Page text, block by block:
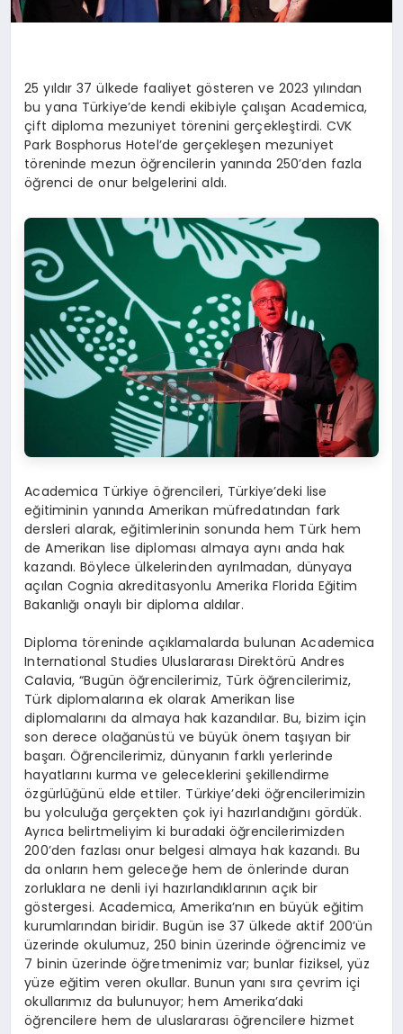
25 yıldır 37 ülkede faaliyet gösteren ve 2023 yılından
bu yana Türkiye’de kendi ekibiyle çalışan Academica,
çift diploma mezuniyet törenini gerçekleştirdi. CVK
Park Bosphorus Hotel’de gerçekleşen mezuniyet
töreninde mezun öğrencilerin yanında 250’den fazla
öğrenci de onur belgelerini aldı.
Academica Türkiye öğrencileri, Türkiye’deki lise
eğitiminin yanında Amerikan müfredatından fark
dersleri alarak, eğitimlerinin sonunda hem Türk hem
de Amerikan lise diploması almaya aynı anda hak
kazandı. Böylece ülkelerinden ayrılmadan, dünyaya
açılan Cognia akreditasyonlu Amerika Florida Eğitim
Bakanlığı onaylı bir diploma aldılar.
Diploma töreninde açıklamalarda bulunan Academica
International Studies Uluslararası Direktörü Andres
Calavia, “Bugün öğrencilerimiz, Türk öğrencilerimiz,
Türk diplomalarına ek olarak Amerikan lise
diplomalarını da almaya hak kazandılar. Bu, bizim için
son derece olağanüstü ve büyük önem taşıyan bir
başarı. Öğrencilerimiz, dünyanın farklı yerlerinde
hayatlarını kurma ve geleceklerini şekillendirme
özgürlüğünü elde ettiler. Türkiye’deki öğrencilerimizin
bu yolculuğa gerçekten çok iyi hazırlandığını gördük.
Ayrıca belirtmeliyim ki buradaki öğrencilerimizden
200’den fazlası onur belgesi almaya hak kazandı. Bu
da onların hem geleceğe hem de önlerinde duran
zorluklara ne denli iyi hazırlandıklarının açık bir
göstergesi. Academica, Amerika’nın en büyük eğitim
kurumlarından biridir. Bugün ise 37 ülkede aktif 200’ün
üzerinde okulumuz, 250 binin üzerinde öğrencimiz ve
7 binin üzerinde öğretmenimiz var; bunlar fiziksel, yüz
yüze eğitim veren okullar. Bunun yanı sıra çevrim içi
okullarımız da bulunuyor; hem Amerika’daki
öğrencilere hem de uluslararası öğrencilere hizmet